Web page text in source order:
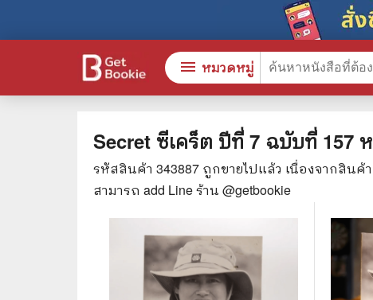
Secret ซีเคร็ต ปีที่ 7 ฉบับที่ 157
รหัสสินค้า 343887 ถูกขายไปแล้ว เนื่องจากสิน
สามารถ add Line ร้าน @getbookie
menu หมวดหมู่
หนังสือทั้งหมด
สินค้าใช้เฉพาะแต้มเท่านั้น
📚 หนังสือทั่วไป
⚖️ กฎหม
💬 ภาษา
💉 การแ